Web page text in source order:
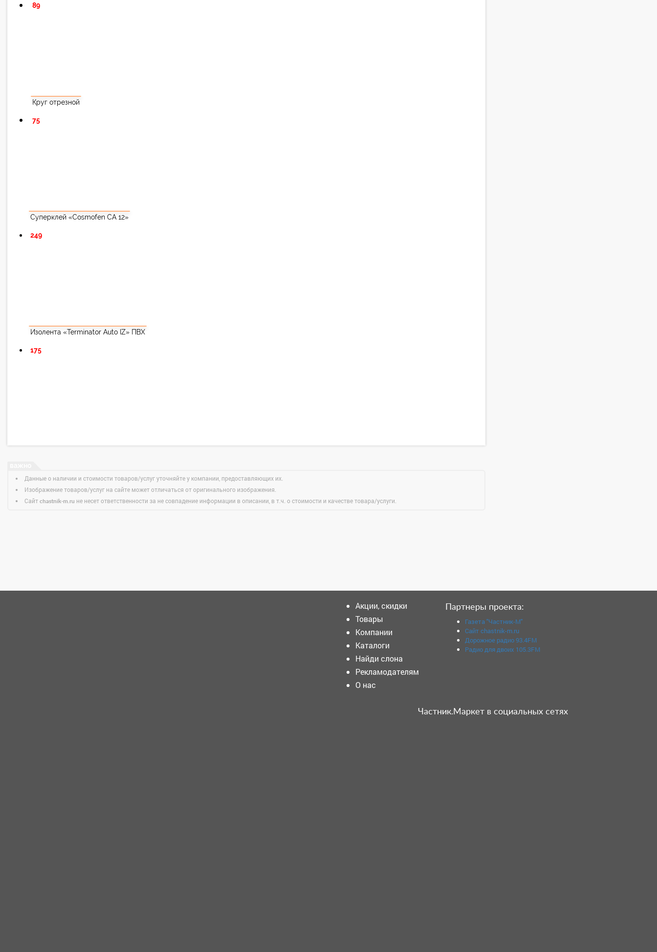
89
Круг отрезной
75
Суперклей «Cosmofen CA 12»
249
Изолента «Terminator Auto IZ» ПВХ
175
Данные о наличии и стоимости товаров/услуг уточняйте у компании, предоставляющих их.
Изображение товаров/услуг на сайте может отличаться от оригинального изображения.
Сайт chastnik-m.ru не несет ответственности за не совпадение информации в описании, в т.ч. о стоимости и качестве товара/услуги.
Акции, скидки
Товары
Компании
Каталоги
Найди слона
Рекламодателям
О нас
Партнеры проекта:
Газета "Частник-М"
Сайт chastnik-m.ru
Дорожное радио 93.4FM
Радио для двоих 105.3FM
Частник.Маркет в социальных сетях